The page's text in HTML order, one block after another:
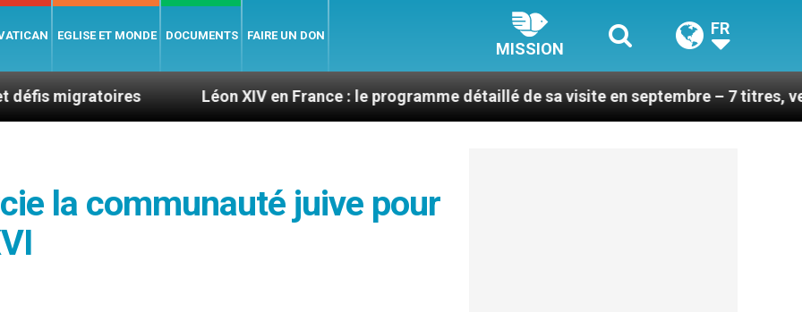
EGLISE ET MONDE DOCUMENTS FAIRE UN DON
MISSION
FR
Léon XIV en France : le programme détaillé de sa visite en septembre – 7 titres, vendredi 7
la communauté juive pour